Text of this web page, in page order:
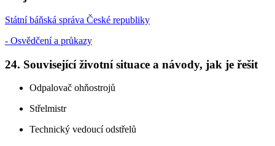
Státní báňská správa České republiky
- Osvědčení a průkazy
24. Související životní situace a návody, jak je řešit
Odpalovač ohňostrojů
Střelmistr
Technický vedoucí odstřelů